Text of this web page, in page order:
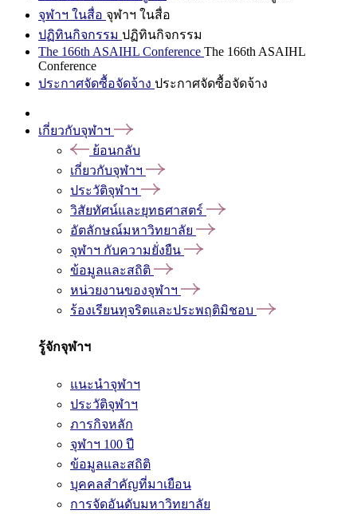
จุฬาฯ ในสื่อ จุฬาฯ ในสื่อ
ปฏิทินกิจกรรม ปฏิทินกิจกรรม
The 166th ASAIHL Conference The 166th ASAIHL
Conference
ประกาศจัดซื้อจัดจ้าง ประกาศจัดซื้อจัดจ้าง
เกี่ยวกับจุฬาฯ
ย้อนกลับ
เกี่ยวกับจุฬาฯ
ประวัติจุฬาฯ
วิสัยทัศน์และยุทธศาสตร์
อัตลักษณ์มหาวิทยาลัย
จุฬาฯ กับความยั่งยืน
ข้อมูลและสถิติ
หน่วยงานของจุฬาฯ
ร้องเรียนทุจริตและประพฤติมิชอบ
รู้จักจุฬาฯ
แนะนำจุฬาฯ
ประวัติจุฬาฯ
ภารกิจหลัก
จุฬาฯ 100 ปี
ข้อมูลและสถิติ
บุคคลสำคัญที่มาเยือน
การจัดอันดับมหาวิทยาลัย